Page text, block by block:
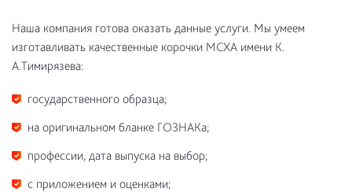
Наша компания готова оказать данные услуги. Мы умеем
изготавливать качественные корочки МСХА имени К.
А.Тимирязева:
государственного образца;
на оригинальном бланке ГОЗНАКа;
профессии, дата выпуска на выбор;
с приложением и оценками;